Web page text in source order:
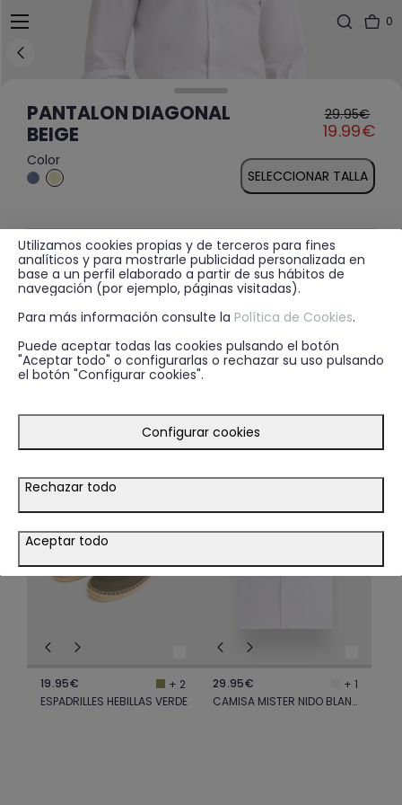
0
PANTALON DIAGONAL
BEIGE
Price reduced
29.95€
to
19.99€
Color
SELECCIONAR TALLA
MÁS INFORMACIÓN
DISPONIBILIDAD EN TIENDA
TE PODRÍA INTERESAR
LOOK
19.95€
+ 2
ESPADRILLES HEBILLAS VERDE
LOOK
29.95€
+ 1
CAMISA MISTER NIDO BLANCO
Utilizamos cookies propias y de terceros para fines
analíticos y para mostrarle publicidad personalizada en
base a un perfil elaborado a partir de sus hábitos de
navegación (por ejemplo, páginas visitadas).
Para más información consulte la Política de Cookies.
Puede aceptar todas las cookies pulsando el botón
"Aceptar todo" o configurarlas o rechazar su uso pulsando
el botón "Configurar cookies".
Configurar cookies
Rechazar todo
Aceptar todo